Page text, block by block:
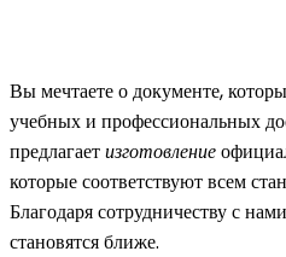
Вы мечтаете о документе,
учебных и профессиональных
предлагаетизготовление
которые соответствуют всем
Благодаря сотрудничеству с
становятся ближе.